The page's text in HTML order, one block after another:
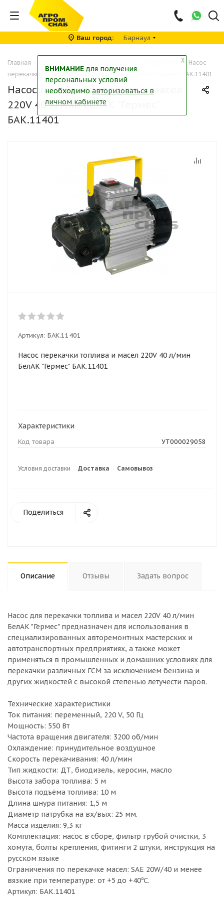
Ваш город Барнаул
Главная - - Насос
перекачки топлива и масел 220V 40 л/мин БелАК "Гермес" БАК.11401
Насос перекачки топлива и масел
220V 40 л/мин БелАК "Гермес"
БАК.11401
Артикул: БАК.11401
Насос перекачки топлива и масел 220V 40 л/мин
БелАК "Гермес" БАК.11401
Характеристики
Код товара УТ000029058
Условия доставки Доставка Самовывоз
Поделиться
Описание Отзывы Задать вопрос
Насос для перекачки топлива и масел 220V 40 л/мин
БелАК "Гермес" предназначен для использования в
специализированных авторемонтных мастерских и
автотранспортных предприятиях, а также может
применяться в промышленных и домашних условиях для
перекачки различных ГСМ за исключением бензина и
других жидкостей с высокой степенью летучести паров.
Технические характеристики
Ток питания: переменный, 220 V, 50 Гц
Мощность: 550 Вт
Частота вращения двигателя: 3200 об/мин
Охлаждение: принудительное воздушное
Скорость перекачивания: 40 л/мин
Тип жидкости: ДТ, биодизель, керосин, масло
Высота забора топлива: 5 м
Высота подъёма топлива: 10 м
Длина шнура питания: 1,5 м
Диаметр патрубка на вх/вых: 25 мм.
Масса изделия: 9,3 кг
Комплектация: насос в сборе, фильтр грубой очистки, 3
хомута, болты крепления, фитинги 2 штуки, инструкция на
русском языке
Ограничения по перекачке масел: SAE 20W/40 и менее
вязкие при температуре: от +5 до +40℃.
Артикул: БАК.11401
╳
ВНИМАНИЕ для получения
персональных условий
необходимо авторизоваться в
личном кабинете